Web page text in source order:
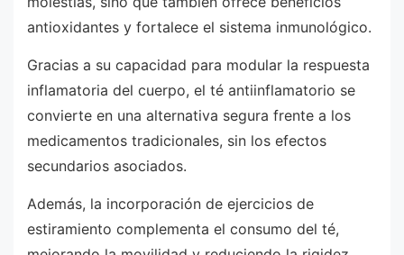
antioxidantes y fortalece el sistema inmunológico.
Gracias a su capacidad para modular la respuesta
inflamatoria del cuerpo, el té antiinflamatorio se
convierte en una alternativa segura frente a los
medicamentos tradicionales, sin los efectos
secundarios asociados.
Además, la incorporación de ejercicios de
estiramiento complementa el consumo del té,